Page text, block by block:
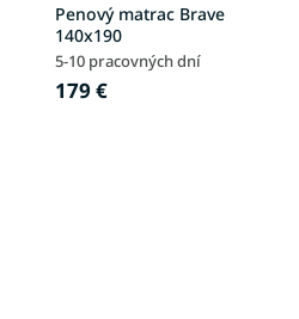
Penový matrac Brave
140x190
5-10 pracovných dní
179 €